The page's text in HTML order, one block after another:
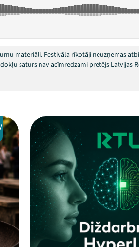
materiāli. Festivāla rīkotāji neuzņemas
saturs nav acīmredzami pretējs Latvijas